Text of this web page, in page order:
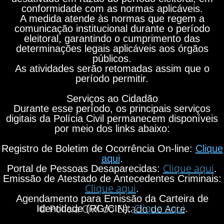
conformidade com as normas aplicáveis.
A medida atende às normas que regem a
comunicação institucional durante o período
eleitoral, garantindo o cumprimento das
determinações legais aplicáveis aos órgãos
públicos.
As atividades serão retomadas assim que o
período permitir.
Serviços ao Cidadão
Durante esse período, os principais serviços
digitais da Polícia Civil permanecem disponíveis
por meio dos links abaixo:
Registro de Boletim de Ocorrência On-line: Clique
aqui.
Portal de Pessoas Desaparecidas: Clique aqui.
Emissão de Atestado de Antecedentes Criminais:
Clique aqui.
Agendamento para Emissão da Carteira de
Identidade (RG/CIN):Clique aqui.
© Polícia Civil do Estado do Acre